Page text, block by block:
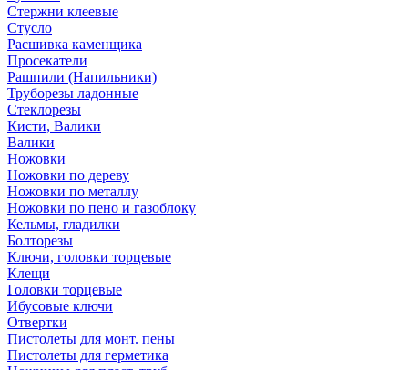
Стержни клеевые
Стусло
Расшивка каменщика
Просекатели
Рашпили (Напильники)
Труборезы ладонные
Стеклорезы
Кисти, Валики
Валики
Ножовки
Ножовки по дереву
Ножовки по металлу
Ножовки по пено и газоблоку
Кельмы, гладилки
Болторезы
Ключи, головки торцевые
Клещи
Головки торцевые
Ибусовые ключи
Отвертки
Пистолеты для монт. пены
Пистолеты для герметика